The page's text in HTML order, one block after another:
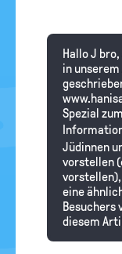
Hallo J
in
Spezial
Jüdinnen
vorstellen
eine
Besuchers
diesem